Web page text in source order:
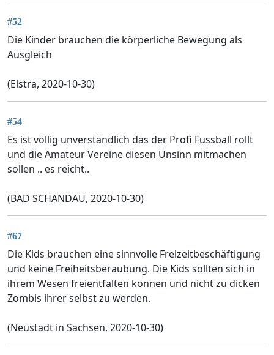
#52
Die Kinder brauchen die körperliche Bewegung als
Ausgleich
(Elstra, 2020-10-30)
#54
Es ist völlig unverständlich das der Profi Fussball rollt
und die Amateur Vereine diesen Unsinn mitmachen
sollen .. es reicht..
(BAD SCHANDAU, 2020-10-30)
#67
Die Kids brauchen eine sinnvolle Freizeitbeschäftigung
und keine Freiheitsberaubung. Die Kids sollten sich in
ihrem Wesen freientfalten können und nicht zu dicken
Zombis ihrer selbst zu werden.
(Neustadt in Sachsen, 2020-10-30)